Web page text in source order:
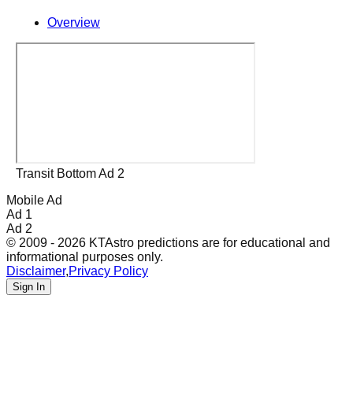
Overview
Transit Bottom Ad 2
Mobile Ad
Ad 1
Ad 2
© 2009 - 2026 KTAstro predictions are for educational and
informational purposes only.
Disclaimer,Privacy Policy
Sign In